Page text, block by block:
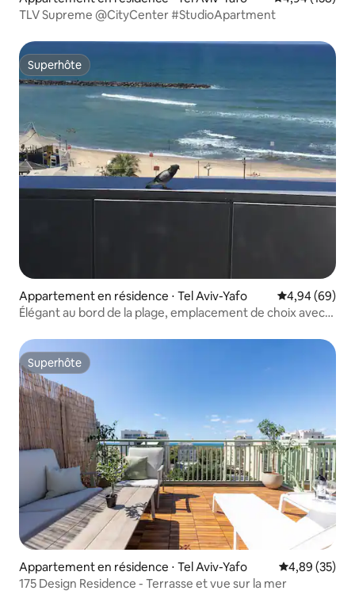
TLV Supreme @CityCenter #StudioApartment
Superhôte
Superhôte
Appartement en résidence ⋅ Tel Aviv-Yafo Évaluation
4,94 (69)
Élégant au bord de la plage, emplacement de choix avec
Superhôte
Superhôte
Appartement en résidence ⋅ Tel Aviv-Yafo Évaluation
4,89 (35)
175 Design Residence - Terrasse et vue sur la mer